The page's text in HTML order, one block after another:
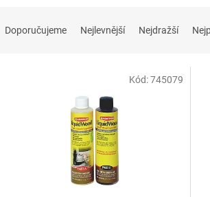
aDoporučujeme Nejlevnější Nejdražší
Kód:745079